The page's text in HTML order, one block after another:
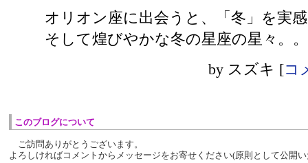
オリオン座に出会うと、「冬」を実
そして煌びやかな冬の星座の星々。
by スズキ [コ
このブログについて
ご訪問ありがとうございます。
よろしければコメントからメッセージをお寄せください(原則として公開